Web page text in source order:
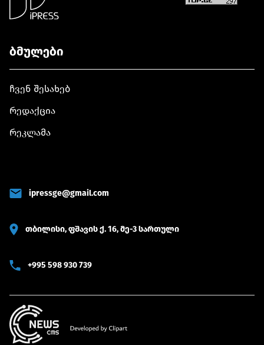
ბმულები
ჩვენ შესახებ
რედაქცია
რეკლამა
ipressge@gmail.com
თბილისი, ფშავის ქ. 16, მე-3 სართული
+995 598 930 739